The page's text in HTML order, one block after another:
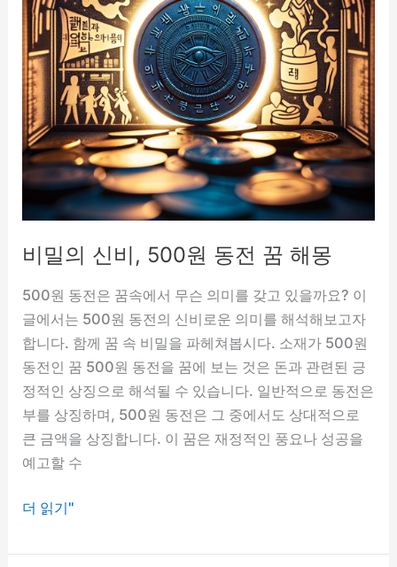
건
과
신
청
절
차
알
아
보
비밀의 신비, 500원 동전 꿈 해몽
500원 동전은 꿈속에서 무슨 의미를 갖고 있을까요? 이
글에서는 500원 동전의 신비로운 의미를 해석해보고자
합니다. 함께 꿈 속 비밀을 파헤쳐봅시다. 소재가 500원
동전인 꿈 500원 동전을 꿈에 보는 것은 돈과 관련된 긍
정적인 상징으로 해석될 수 있습니다. 일반적으로 동전은
부를 상징하며, 500원 동전은 그 중에서도 상대적으로
큰 금액을 상징합니다. 이 꿈은 재정적인 풍요나 성공을
예고할 수
비
의
더 읽기"